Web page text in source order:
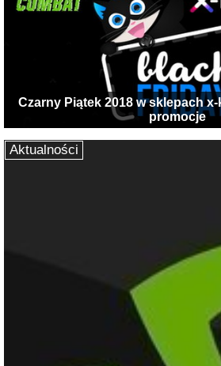
Czarny Piątek 2018 w sklepach
promocje
Aktualności